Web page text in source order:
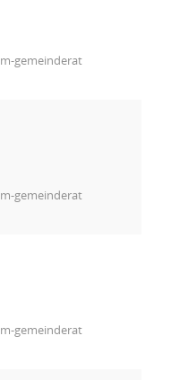
gemeinderat
gemeinderat
gemeinderat